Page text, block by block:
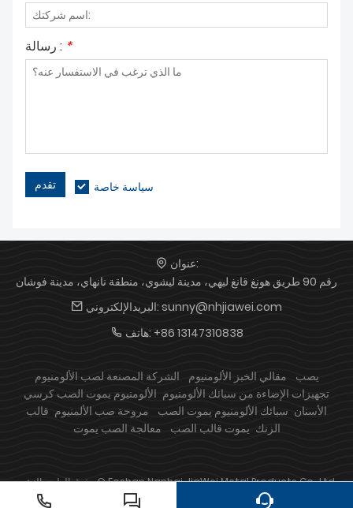
رسالة : *
تقدم سياسة خاصة
عنوان:
رقم 90 طريق هونغ قانغ ليهي، مدينة ليشوي، منطقة نانهاي، مدينة فوشان
البريدالإلكتروني: sunny@nhjiawei.com
هاتف: +86 13147310838
يصب مقالي الخبز الألومنيوم
الشركة المصنعة لصب الألومنيوم
تجهيزات الإضاءة من سبائك الألومنيوم الألومنيوم يموت الصب كرسي
الأسنان سبائك الألومنيوم يموت الصب مروحة صب الألمنيوم قالب
الزنك يموت قالب الصب معالجة الصب يموت
حقوق الطبع والنشر © Foshan Nanhai JiaWei Metal Products Co., Ltd